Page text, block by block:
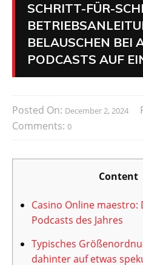
SCHRITT-FÜR-
BELAUSCHEN BEI
PODCASTS AUF
Posted On: December 2, 2024
Comments: 0
Content
Casino Online maestro:
Podcasts des Jahres
Typisches
dahinter auf etwas